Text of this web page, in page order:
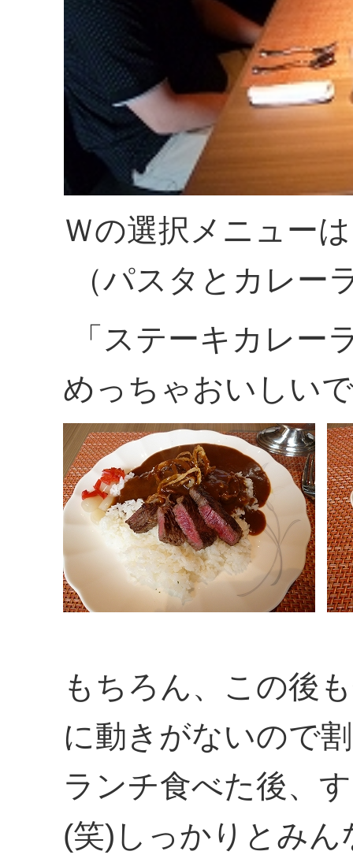
Ｗの選択メニュー
（パスタとカレー
「ステーキカレー
めっちゃおいしい
もちろん、この後
に動きがないので
ランチ食べた後、
(笑)しっかりとみ